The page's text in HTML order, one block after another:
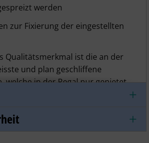
werden
zur Fixierung der eingestellten
Qualitätsmerkmal ist die an der
und plan geschliffene
welche in der Regal nur genietet
Einsatz geeignet